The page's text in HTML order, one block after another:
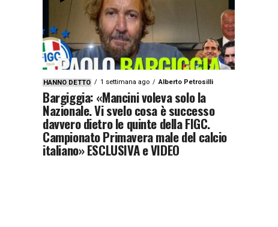
HANNO DETTO 1 settimana ago Alberto Petrosilli
Bargiggia: «Mancini voleva solo la
Nazionale. Vi svelo cosa è successo
davvero dietro le quinte della FIGC.
Campionato Primavera male del calcio
italiano» ESCLUSIVA e VIDEO